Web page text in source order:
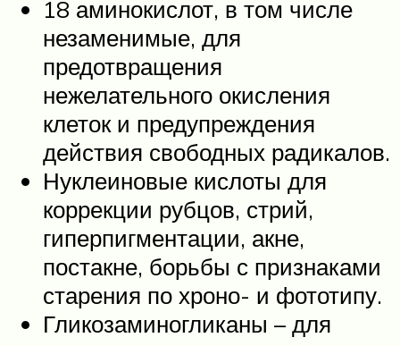
18 аминокислот, в том числе
незаменимые, для
предотвращения
нежелательного окисления
клеток и предупреждения
действия свободных радикалов.
Нуклеиновые кислоты для
коррекции рубцов, стрий,
гиперпигментации, акне,
постакне, борьбы с признаками
старения по хроно- и фототипу.
Гликозаминогликаны – для